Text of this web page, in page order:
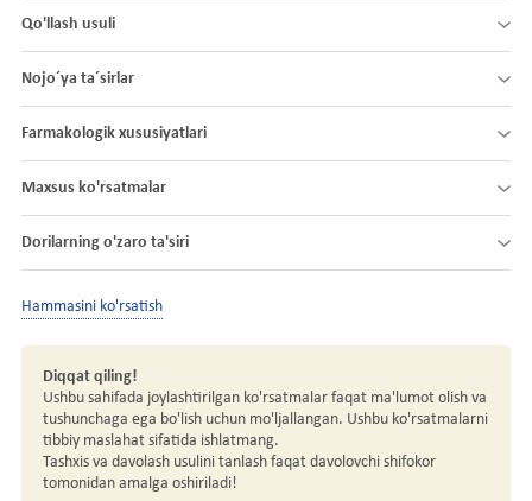
Qo'llash usuli
Nojo´ya ta´sirlar
Farmakologik xususiyatlari
Maxsus ko'rsatmalar
Dorilarning o'zaro ta'siri
Hammasini ko'rsatish
Diqqat qiling!
Ushbu sahifada joylashtirilgan ko'rsatmalar faqat ma'lumot olish va
tushunchaga ega bo'lish uchun mo'ljallangan. Ushbu ko'rsatmalarni
tibbiy maslahat sifatida ishlatmang.
Tashxis va davolash usulini tanlash faqat davolovchi shifokor
tomonidan amalga oshiriladi!